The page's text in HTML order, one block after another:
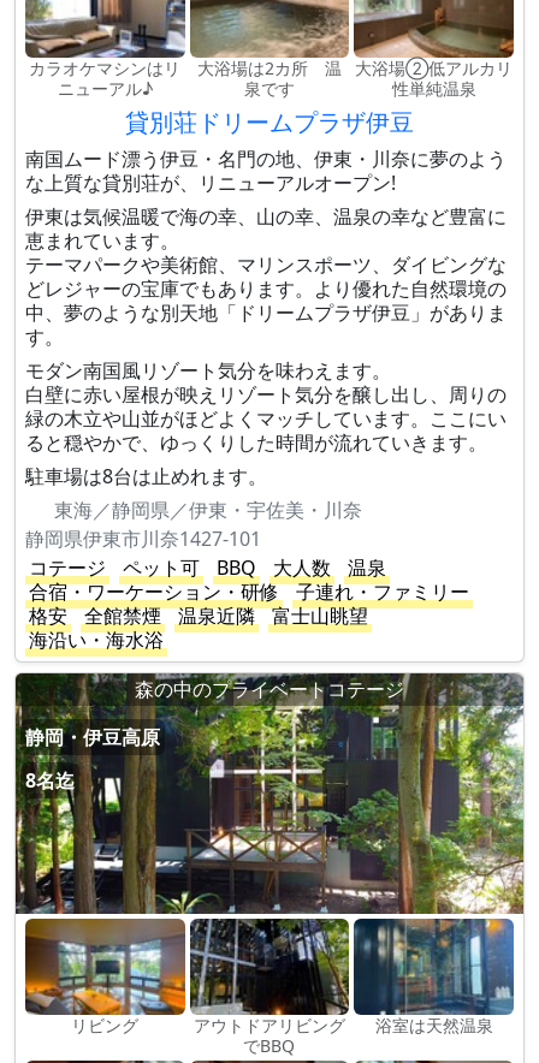
カラオケマシンはリ
ニューアル♪
大浴場は2カ所 温
泉です
大浴場②低アルカリ
性単純温泉
貸別荘ドリームプラザ伊豆
南国ムード漂う伊豆・名門の地、伊東・川奈に夢のよう
な上質な貸別荘が、リニューアルオープン!
伊東は気候温暖で海の幸、山の幸、温泉の幸など豊富に
恵まれています。
テーマパークや美術館、マリンスポーツ、ダイビングな
どレジャーの宝庫でもあります。より優れた自然環境の
中、夢のような別天地「ドリームプラザ伊豆」がありま
す。
モダン南国風リゾート気分を味わえます。
白壁に赤い屋根が映えリゾート気分を醸し出し、周りの
緑の木立や山並がほどよくマッチしています。ここにい
ると穏やかで、ゆっくりした時間が流れていきます。
駐車場は8台は止めれます。
東海／静岡県／伊東・宇佐美・川奈
静岡県伊東市川奈1427-101
コテージ
ペット可 BBQ 大人数
温泉
合宿・ワーケーション・研修
子連れ・ファミリー
格安
全館禁煙 温泉近隣
富士山眺望
海沿い・海水浴
森の中のプライベートコテージ
静岡・伊豆高原
8名迄
リビング
アウトドアリビング
でBBQ
浴室は天然温泉